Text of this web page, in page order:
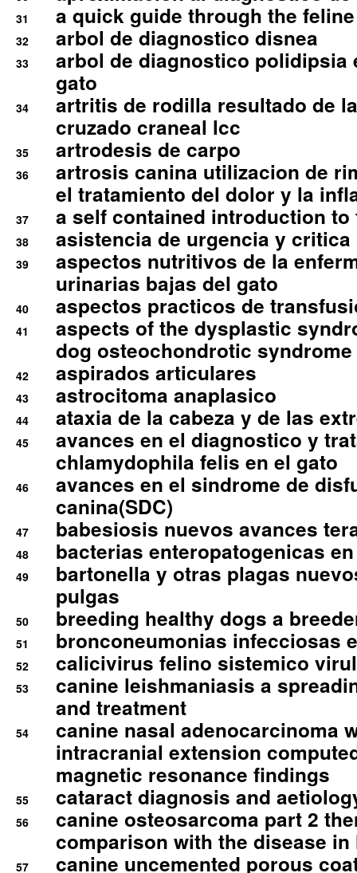
31 a quick guide through the
32 arbol de diagnostico disnea
33
arbol de diagnostico polidipsia
gato
34
artritis de rodilla resultado de
cruzado craneal lcc
35 artrodesis de carpo
36
artrosis canina utilizacion de
el tratamiento del dolor y la
37 a self contained introduction
38 asistencia de urgencia y
39
aspectos nutritivos de la
urinarias bajas del gato
40 aspectos practicos de
41
aspects of the dysplastic
dog osteochondrotic syndrome
42 aspirados articulares
43 astrocitoma anaplasico
44 ataxia de la cabeza y de las
45
avances en el diagnostico y
chlamydophila felis en el gato
46
avances en el sindrome de
canina(SDC)
47 babesiosis nuevos avances
48 bacterias enteropatogenicas
49
bartonella y otras plagas
pulgas
50 breeding healthy dogs a
51 bronconeumonias infecciosas
52 calicivirus felino sistemico
53
canine leishmaniasis a
and treatment
54
canine nasal adenocarcinoma
intracranial extension
magnetic resonance findings
55 cataract diagnosis and
56
canine osteosarcoma part 2
comparison with the disease in
57
canine uncemented porous